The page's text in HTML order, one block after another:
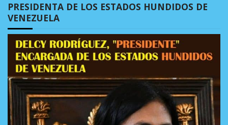
PRESIDENTA DE LOS ESTADOS HUNDIDOS DE
VENEZUELA